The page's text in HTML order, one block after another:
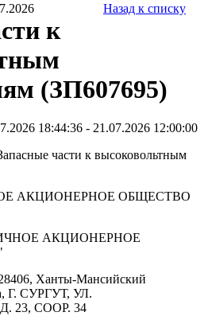
Назад к списку
к
(ЗП607695)
18:44:36 - 21.07.2026 12:00:00
части к высоковольтным
АКЦИОНЕРНОЕ ОБЩЕСТВО
АКЦИОНЕРНОЕ
Ханты-Мансийский
Г. СУРГУТ, УЛ.
23, СООР. 34